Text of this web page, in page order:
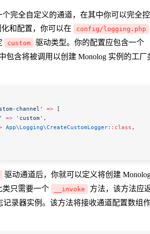
完全自定义的通道，在其中你可以完全
和配置，你可以在
config/logging.php
custom 驱动类型。你的配置应包含一个
包含将被调用以创建 Monolog 实例的工厂
channel'
=> [
=> 'custom' ,
App\Logging\CreateCustomLogger:: class ,
驱动通道后，你就可以定义将创建
类只需要一个
__invoke
方法，该方法应
记录器实例。该方法将接收通道配置数组